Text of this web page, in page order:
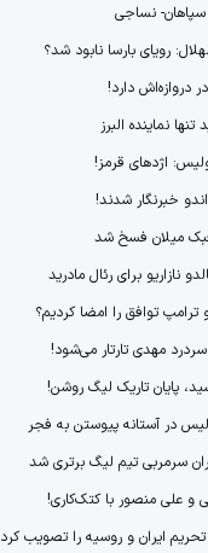
نساجی
رویای بارسا نابود شد؟
دروازه‌اش دارد!
نماینده البرز
اژدهای قرمز!
خبرنگار شدند!
میلان فسخ شد
نازاریو برای رئال مادرید
توافق را امضا کردیم؟
مهدی تارتار می‌شود!
پایان تاریک لیگ روشن!
در آستانه پیوستن به فجر
سرمربی تیم لیگ برتری شد
و علی منصور با کتک‌کاری!
تحریم ایران و روسیه را تصویب کرد